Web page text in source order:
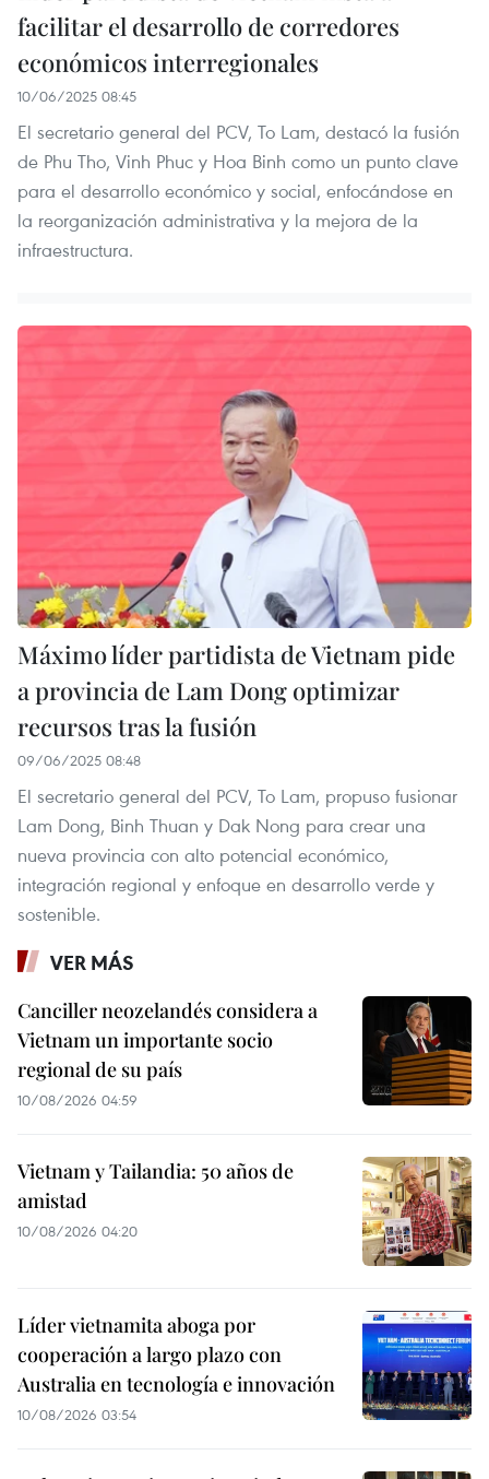
facilitar el desarrollo de corredores
económicos interregionales
10/06/2025 08:45
El secretario general del PCV, To Lam, destacó la fusión
de Phu Tho, Vinh Phuc y Hoa Binh como un punto clave
para el desarrollo económico y social, enfocándose en
la reorganización administrativa y la mejora de la
infraestructura.
Máximo líder partidista de Vietnam pide
a provincia de Lam Dong optimizar
recursos tras la fusión
09/06/2025 08:48
El secretario general del PCV, To Lam, propuso fusionar
Lam Dong, Binh Thuan y Dak Nong para crear una
nueva provincia con alto potencial económico,
integración regional y enfoque en desarrollo verde y
sostenible.
VER MÁS
Canciller neozelandés considera a
Vietnam un importante socio
regional de su país
10/08/2026 04:59
Vietnam y Tailandia: 50 años de
amistad
10/08/2026 04:20
Líder vietnamita aboga por
cooperación a largo plazo con
Australia en tecnología e innovación
10/08/2026 03:54